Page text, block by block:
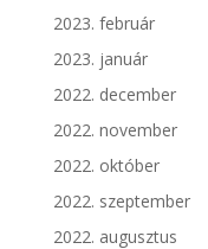
2023. február
2023. január
2022. december
2022. november
2022. október
2022. szeptember
2022. augusztus